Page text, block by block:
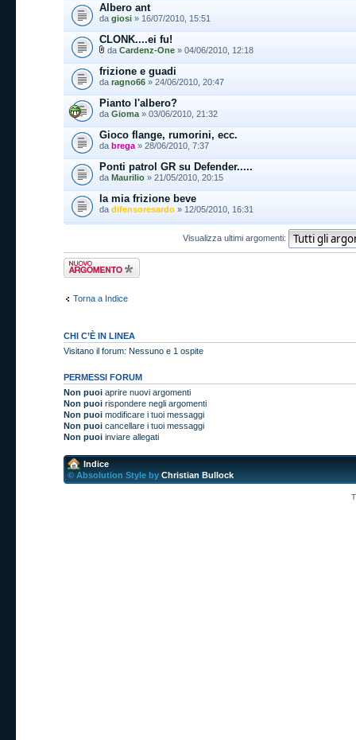
Albero ant
da giosi » 16/07/2010, 15:51
CLONK....ei fu!
da Cardenz-One » 04/06/2010, 12:18
frizione e guadi
da ragno66 » 24/06/2010, 20:47
Pianto l'albero?
da Gioma » 03/06/2010, 21:32
Gioco flange, rumorini, ecc.
da brega » 28/06/2010, 7:37
Ponti patrol GR su Defender.....
da Maurilio » 21/05/2010, 20:15
la mia frizione beve
da difensoresardo » 12/05/2010, 16:31
Visualizza ultimi argomenti:
Scrivi un nuovo
argomento
Torna a Indice
CHI C’È IN LINEA
Visitano il forum: Nessuno e 1 ospite
PERMESSI FORUM
Non puoi aprire nuovi argomenti
Non puoi rispondere negli argomenti
Non puoi modificare i tuoi messaggi
Non puoi cancellare i tuoi messaggi
Non puoi inviare allegati
Indice
© Absolution Style by Christian Bullock